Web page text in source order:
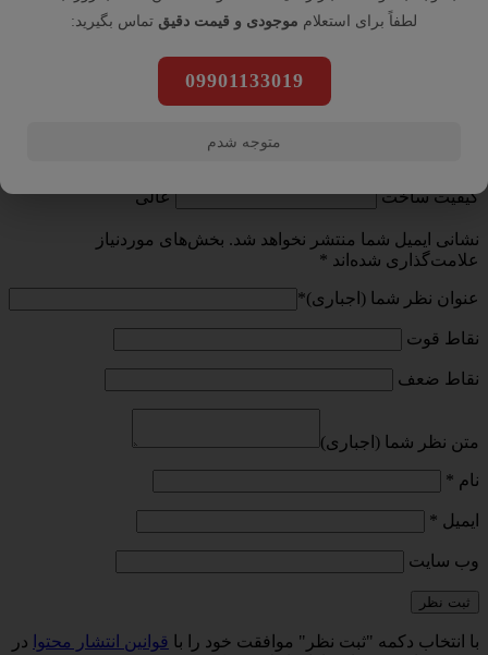
کیفیت ساخت
عالی
نشانی ایمیل شما منتشر نخواهد شد. بخش‌های موردنیاز
علامت‌گذاری شده‌اند *
عنوان نظر شما (اجباری)*
نقاط قوت
نقاط ضعف
متن نظر شما (اجباری)
نام *
ایمیل *
وب‌ سایت
با انتخاب دکمه "ثبت نظر" موافقت خود را با قوانین انتشار محتوا در
لطفاً برای استعلام موجودی و قیمت دقیق تماس بگیرید:
09901133019
متوجه شدم